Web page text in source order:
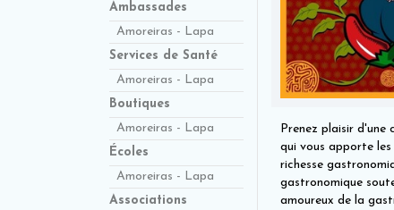
Ambassades
Amoreiras - Lapa
Services de Santé
Amoreiras - Lapa
Boutiques
Amoreiras - Lapa
Écoles
Amoreiras - Lapa
Associations
Prenez plaisir d'une
qui vous apporte
richesse
gastronomique
amoureux de la